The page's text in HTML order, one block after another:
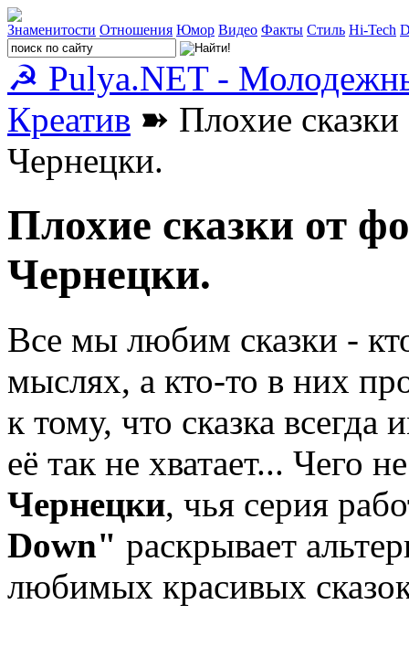
Знаменитости Отношения Юмор Видео Факты Стиль Hi-Tech
☭ Pulya.NET -
Креатив ➽ Плохие сказки
Чернецки.
Плохие сказки от
Чернецки.
Все мы любим сказки -
мыслях, а кто-то в них
к тому, что сказка
её так не хватает... Чего
Чернецки, чья серия
Down" раскрывает
любимых красивых